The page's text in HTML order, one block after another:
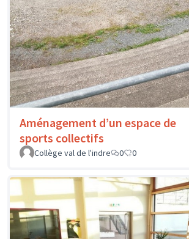
Aménagement d’un espace de
sports collectifs
Collège val de l'indre
0 0